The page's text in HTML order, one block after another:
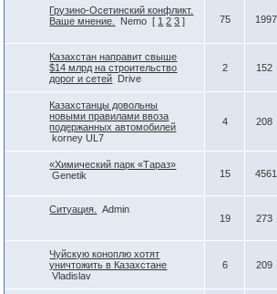
Грузино-Осетинский конфликт.
Ваше мнение.
Nemo [ 1 2 3 ] 75 1997
Казахстан направит свыше
$14 млрд на строительство
дорог и сетей
Drive
2 152
Казахстанцы довольны
новыми правилами ввоза
подержанных автомобилей
korney UL7
4 208
«Химический парк «Тараз»
Genetik
15 4561
Ситуация.
Admin
19
273
Чуйскую коноплю хотят
уничтожить в Казахстане
Vladislav
6 209